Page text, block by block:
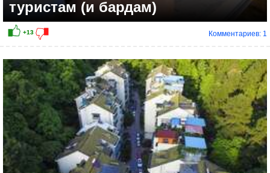
+10
туристам (и бардам)
Комментариев: 1